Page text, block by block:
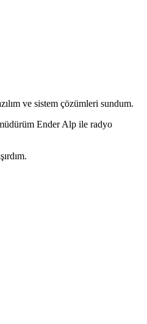
ve sistem çözümleri sundum.
Ender Alp ile radyo